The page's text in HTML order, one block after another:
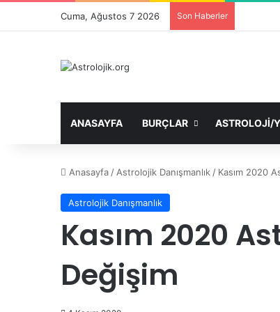
Cuma, Ağustos 7 2026 Son Haberler
ANASAYFA BURÇLAR ASTROLOJI/
Anasayfa / Astrolojik Danışmanlık / Kasım 2020
Astrolojik Danışmanlık
Kasım 2020
Değişim